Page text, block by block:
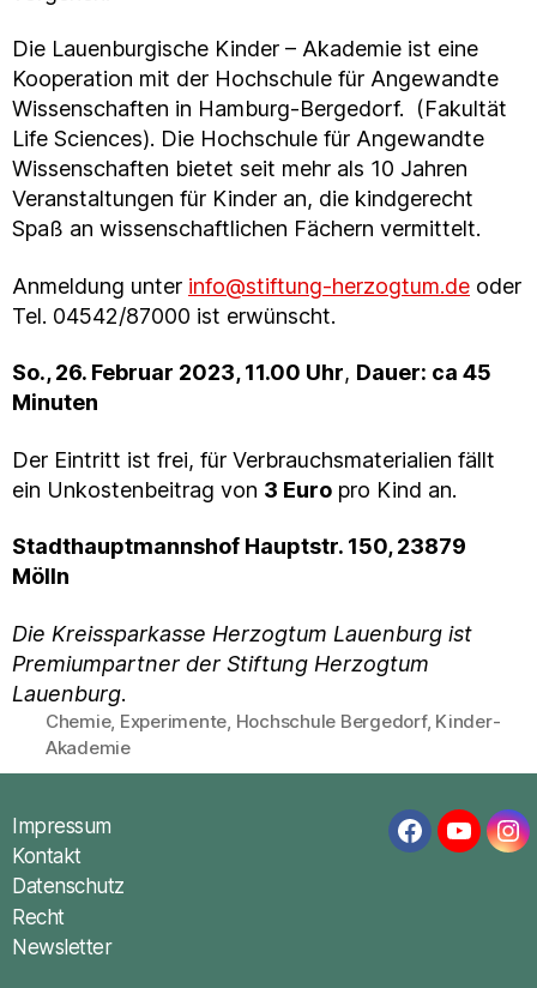
Die Lauenburgische Kinder – Akademie ist eine
Kooperation mit der Hochschule für Angewandte
Wissenschaften in Hamburg-Bergedorf. (Fakultät
Life Sciences). Die Hochschule für Angewandte
Wissenschaften bietet seit mehr als 10 Jahren
Veranstaltungen für Kinder an, die kindgerecht
Spaß an wissenschaftlichen Fächern vermittelt.
Anmeldung unter info@stiftung-herzogtum.de oder
Tel. 04542/87000 ist erwünscht.
So., 26. Februar 2023, 11.00 Uhr, Dauer: ca 45
Minuten
Der Eintritt ist frei, für Verbrauchsmaterialien fällt
ein Unkostenbeitrag von 3 Euro pro Kind an.
Stadthauptmannshof Hauptstr. 150, 23879
Mölln
Die Kreissparkasse Herzogtum Lauenburg ist
Premiumpartner der Stiftung Herzogtum
Lauenburg.
Schlagwörter
Chemie, Experimente Hochschule Bergedorf, Kinder-
Akademie
Impressum
Kontakt
Datenschutz
Recht
Newsletter
Facebook